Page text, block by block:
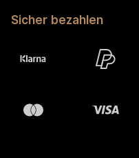
Sicher bezahlen